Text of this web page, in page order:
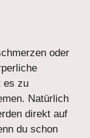
oder
es zu
Natürlich
direkt auf
du schon